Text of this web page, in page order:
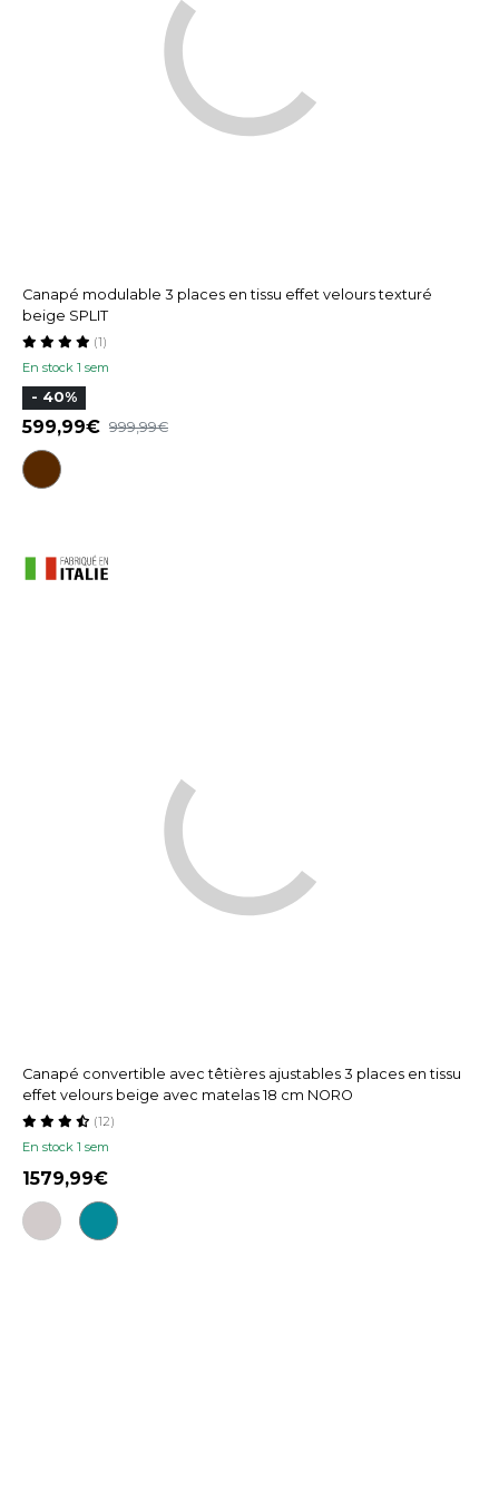
Canapé modulable 3 places en tissu effet velours texturé
beige SPLIT
En stock 1 sem
(1)
- 40%
599,99 999,99
Canapé convertible avec têtières ajustables 3 places en tissu
effet velours beige avec matelas 18 cm NORO
En stock 1 sem
(12)
1579,99